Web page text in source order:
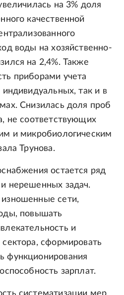
на 3% доля
качественной
воды на хозяйственно-
на 2,4%. Также
приборами учета
так и в
Снизилась доля проб
не соответствующих
и микробиологическим
Трунова.
остается ряд
нерешенных задач.
сети,
повышать
и
сформировать
функционирования
зарплат.